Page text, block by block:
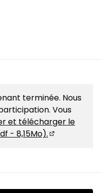
terminée. Nous
Vous
et télécharger le
- 8,15Mo).